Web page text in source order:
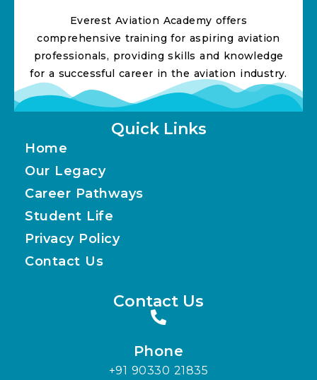
Everest Aviation Academy offers
comprehensive training for aspiring aviation
professionals, providing skills and knowledge
for a successful career in the aviation industry.
Quick Links
Home
Our Legacy
Career Pathways
Student Life
Privacy Policy
Contact Us
Contact Us
Phone
+91 90330 21835